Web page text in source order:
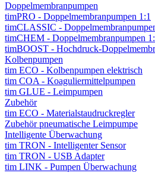
Doppelmembranpumpen
timPRO - Doppelmembranpumpen 1:1
timCLASSIC -
timCHEM - Doppelmembranpumpen
timBOOST - Hochdruck-
Kolbenpumpen
tim ECO - Kolbenpumpen elektrisch
tim COA - Koaguliermittelpumpen
tim GLUE - Leimpumpen
Zubehör
tim ECO - Materialstaudruckregler
Zubehör pneumatische Leimpumpe
Intelligente Überwachung
tim TRON - Intelligenter Sensor
tim TRON - USB Adapter
tim LINK - Pumpen Überwachung